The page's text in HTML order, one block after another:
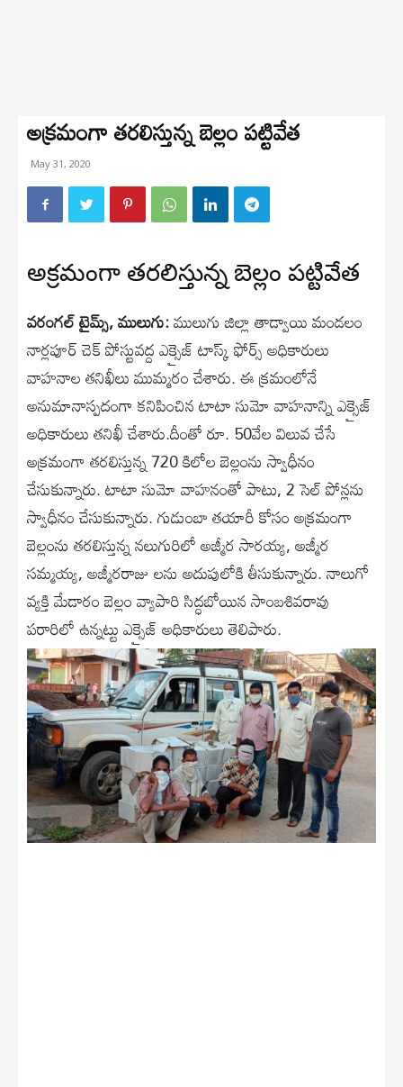
అక్రమంగా తరలిస్తున్న బెల్లం పట్టివేత
May 31, 2020
అక్రమంగా తరలిస్తున్న బెల్లం పట్టివేత
వరంగల్ టైమ్స్, ములుగు:ములుగు జిల్లా తాడ్వాయి మండలం
నార్లపూర్ చెక్ పోస్టువద్ద ఎక్సైజ్ టాస్క్ ఫోర్స్ అధికారులు
వాహనాల తనిఖీలు ముమ్మరం చేశారు. ఈ క్రమంలోనే
అనుమానాస్పదంగా కనిపించిన టాటా సుమో వాహనాన్ని ఎక్సైజ్
అధికారులు తనిఖీ చేశారు.దీంతో రూ. 50వేల విలువ చేసే
అక్రమంగా తరలిస్తున్న 720 కిలోల బెల్లంను స్వాధీనం
చేసుకున్నారు. టాటా సుమో వాహనంతో పాటు, 2 సెల్ పోన్లను
స్వాధీనం చేసుకున్నారు. గుడుంబా తయారీ కోసం అక్రమంగా
బెల్లంను తరలిస్తున్న నలుగురిలో అజ్మీర సారయ్య, అజ్మీర
సమ్మయ్య, అజ్మీరరాజు లను అదుపులోకి తీసుకున్నారు. నాలుగో
వ్యక్తి మేడారం బెల్లం వ్యాపారి సిద్ధబోయిన సాంబశివరావు
పరారిలో ఉన్నట్టు ఎక్సైజ్ అధికారులు తెలిపారు.